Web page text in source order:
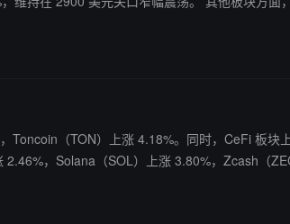
（TON）上涨 4.18%。同时，CeFi 板块
、1.88%。